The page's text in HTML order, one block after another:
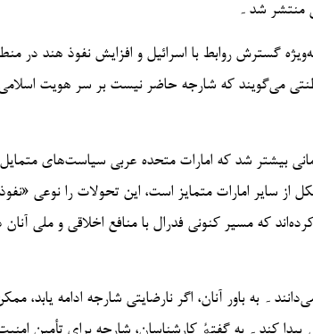
منتشر شد۔
گسترش روابط با اسرائیل و افزایش نفوذ هند در
می‌گویند که شارجه حاضر نیست بر سر هویت
بیشتر شد که امارات متحده عربی سیاست‌های
سایر امارات متمایز است، این تحولات را نوعی
که مسیر کنونی فدرال با منافع اخلاقی و ملی
به باور آنان، اگر نارضایتی شارجه ادامه یابد،